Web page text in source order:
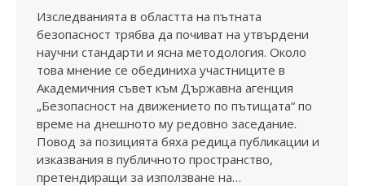
Изследванията в областта на пътната
безопасност трябва да почиват на утвърдени
научни стандарти и ясна методология. Около
това мнение се обединиха участниците в
Академичния съвет към Държавна агенция
„Безопасност на движението по пътищата“ по
време на днешното му редовно заседание.
Повод за позицията бяха редица публикации и
изказвания в публичното пространство,
претендиращи за използване на…